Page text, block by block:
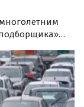
россиян.